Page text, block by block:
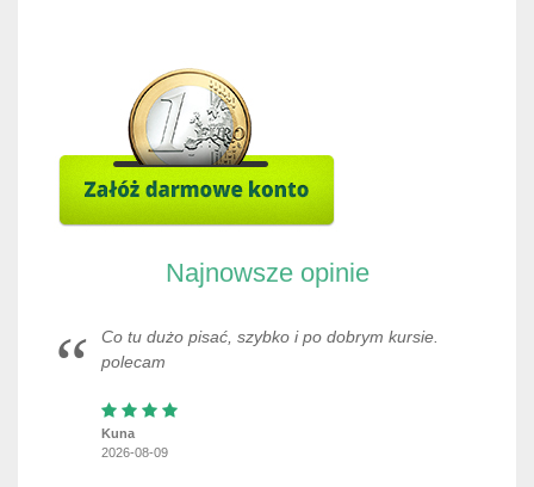
Najnowsze opinie
Co tu dużo pisać, szybko i po dobrym kursie.
polecam
Kuna
2026-08-09